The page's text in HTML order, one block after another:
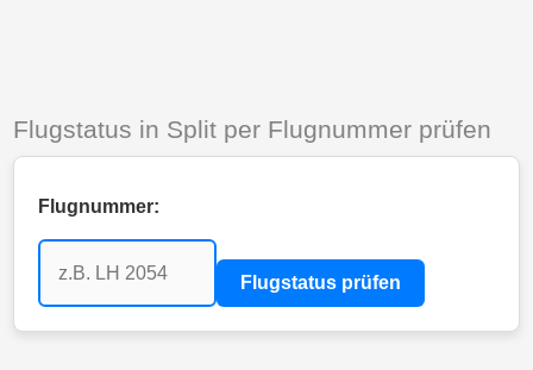
Flugstatus in Split per Flugnummer prüfen
Flugnummer:
Flugstatus prüfen